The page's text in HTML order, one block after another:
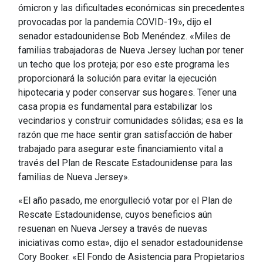
ómicron y las dificultades económicas sin precedentes
provocadas por la pandemia COVID-19», dijo el
senador estadounidense Bob Menéndez. «Miles de
familias trabajadoras de Nueva Jersey luchan por tener
un techo que los proteja; por eso este programa les
proporcionará la solución para evitar la ejecución
hipotecaria y poder conservar sus hogares. Tener una
casa propia es fundamental para estabilizar los
vecindarios y construir comunidades sólidas; esa es la
razón que me hace sentir gran satisfacción de haber
trabajado para asegurar este financiamiento vital a
través del Plan de Rescate Estadounidense para las
familias de Nueva Jersey».
«El año pasado, me enorgulleció votar por el Plan de
Rescate Estadounidense, cuyos beneficios aún
resuenan en Nueva Jersey a través de nuevas
iniciativas como esta», dijo el senador estadounidense
Cory Booker. «El Fondo de Asistencia para Propietarios